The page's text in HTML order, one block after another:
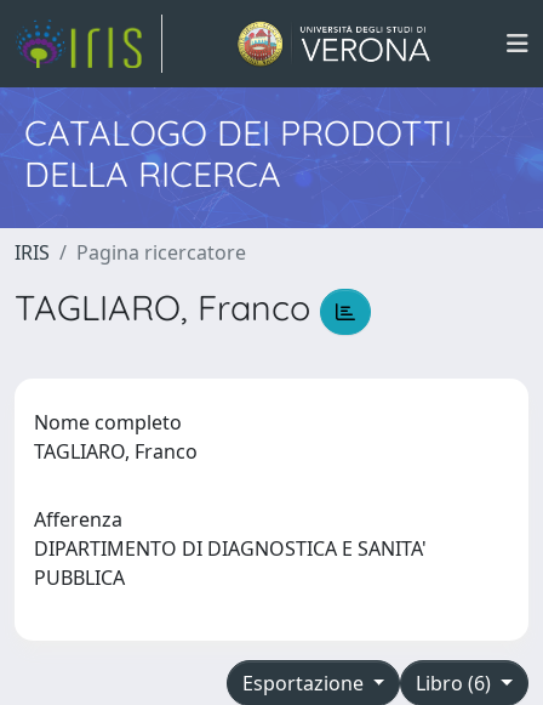
CATALOGO DEI PRODOTTI
DELLA RICERCA
IRIS Pagina ricercatore
TAGLIARO, Franco
Nome completo
TAGLIARO, Franco
Afferenza
DIPARTIMENTO DI DIAGNOSTICA E SANITA'
PUBBLICA
Libro (6)
Esportazione